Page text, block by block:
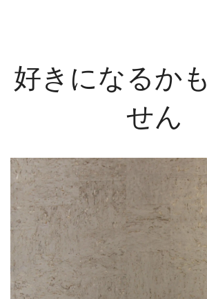
好きになるか
せん